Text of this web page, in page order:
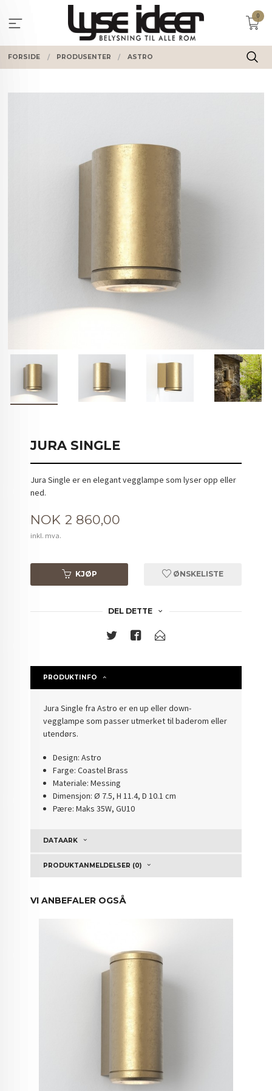
innholdet
0
FORSIDE PRODUSENTER ASTRO
JURA SINGLE
Jura Single er en elegant vegglampe som lyser opp eller
ned.
Pris
NOK 2 860,00
inkl. mva.
KJØP ØNSKELISTE
DEL DETTE
PRODUKTINFO
Jura Single fra Astro er en up eller down-
vegglampe som passer utmerket til baderom eller
utendørs.
Design: Astro
Farge: Coastel Brass
Materiale: Messing
Dimensjon: Ø 7.5, H 11.4, D 10.1 cm
Pære: Maks 35W, GU10
DATAARK
PRODUKTANMELDELSER (0)
VI ANBEFALER OGSÅ